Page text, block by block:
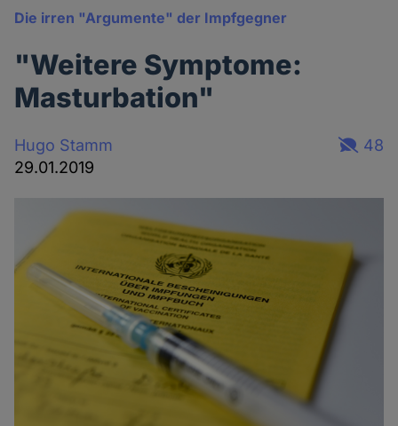
Die irren "Argumente" der Impfgegner
"Weitere Symptome:
Masturbation"
Hugo Stamm
29.01.2019
48